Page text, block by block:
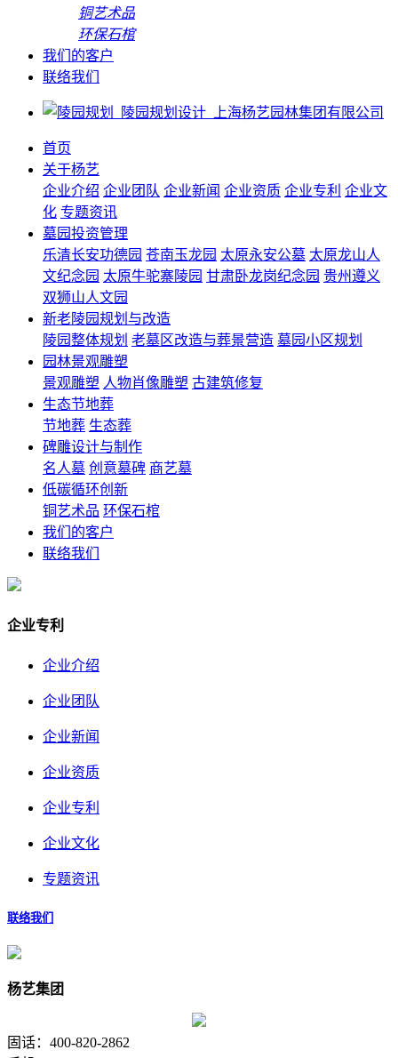
铜艺术品
环保石棺
我们的客户
联络我们
首页
关于杨艺
企业介绍 企业团队 企业新闻 企业资质 企业专利 企业文
化 专题资讯
墓园投资管理
乐清长安功德园 苍南玉龙园 太原永安公墓 太原龙山人
文纪念园 太原牛驼寨陵园 甘肃卧龙岗纪念园 贵州遵义
双狮山人文园
新老陵园规划与改造
陵园整体规划 老墓区改造与葬景营造 墓园小区规划
园林景观雕塑
景观雕塑 人物肖像雕塑 古建筑修复
生态节地葬
节地葬 生态葬
碑雕设计与制作
名人墓 创意墓碑 商艺墓
低碳循环创新
铜艺术品 环保石棺
我们的客户
联络我们
企业专利
企业介绍
企业团队
企业新闻
企业资质
企业专利
企业文化
专题资讯
联络我们
杨艺集团
固话：400-820-2862